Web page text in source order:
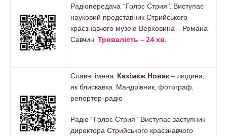
Радіопередача “Голос Стрия”. Виступає
науковий представник Стрийського
краєзнавчого музею Верховина – Романа
Савчин. Тривалість – 24 хв.
Славні імена. Казімєж Новак – людина,
як блискавка. Мандрівник, фотограф,
репортер-радіо
Радіо “Голос Стрия” Виступає заступник
директора Стрийського краєзнавчого